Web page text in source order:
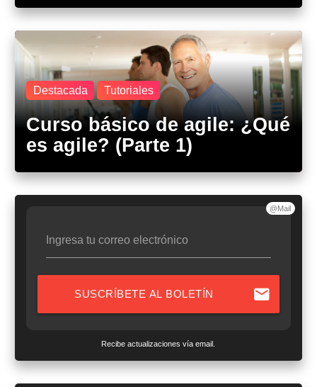
Destacada Tutoriales
Curso básico de agile: ¿Qué
es agile? (Parte 1)
@Mail
Ingresa tu correo electrónico
SUSCRÍBETE AL BOLETÍN mail
Recibe actualizaciones vía email.